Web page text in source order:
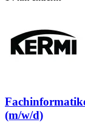
(m/w/d)